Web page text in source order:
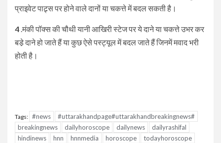
प्राइवेट पाट्र्स पर होने वाले दानों या चकत्ते में बदल सकती है।
4 .मंकी पॉक्स की चौथी यानी आखिरी स्टेज पर ये दाने या चकत्ते उभर कर
बडे़ दाने हो जाते हैं या कुछ ऐसे पस्ट्यूल में बदल जाते हैं जिनमें मवाद भरी
होती है।
Tags: #news
#uttarakhandpage#uttarakhandbreakingnews#
breakingnews
dailyhoroscope dailynews
dailyrashifal
hindinews
hnn hnnmedia horoscope
todayhoroscope